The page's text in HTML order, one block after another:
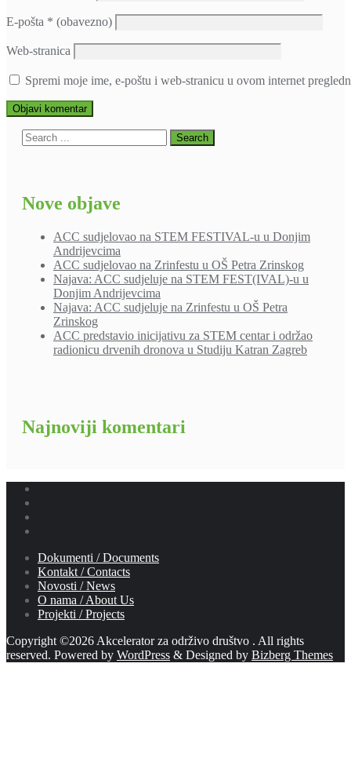
E-pošta * (obavezno)
Web-stranica
Spremi moje ime, e-poštu i web-stranicu u ovom internet
Nove objave
ACC sudjelovao na STEM FESTIVAL-u u Donjim
Andrijevcima
ACC sudjelovao na Zrinfestu u OŠ Petra Zrinskog
Najava: ACC sudjeluje na STEM FEST(IVAL)-u u
Donjim Andrijevcima
Najava: ACC sudjeluje na Zrinfestu u OŠ Petra
Zrinskog
ACC predstavio inicijativu za STEM centar i održao
radionicu drvenih dronova u Studiju Katran Zagreb
Najnoviji komentari
Dokumenti / Documents
Kontakt / Contacts
Novosti / News
O nama / About Us
Projekti / Projects
Copyright ©2026 Akcelerator za održivo društvo . All rights
reserved. Powered by WordPress & Designed by Bizberg Themes